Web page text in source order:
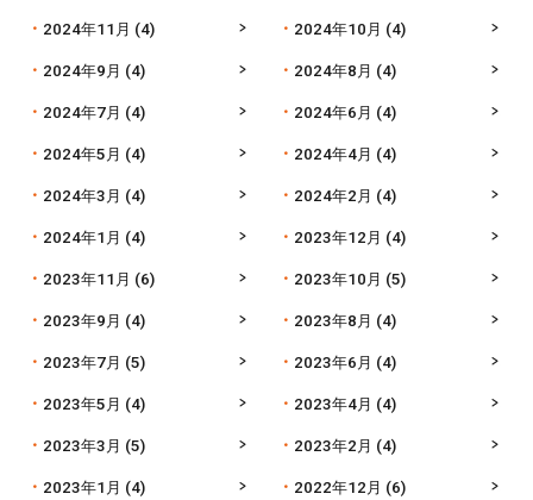
2024年11月 (4) 2024年10月 (4)
2024年9月 (4) 2024年8月 (4)
2024年7月 (4) 2024年6月 (4)
2024年5月 (4) 2024年4月 (4)
2024年3月 (4) 2024年2月 (4)
2024年1月 (4) 2023年12月 (4)
2023年11月 (6) 2023年10月 (5)
2023年9月 (4) 2023年8月 (4)
2023年7月 (5) 2023年6月 (4)
2023年5月 (4) 2023年4月 (4)
2023年3月 (5) 2023年2月 (4)
2023年1月 (4) 2022年12月 (6)